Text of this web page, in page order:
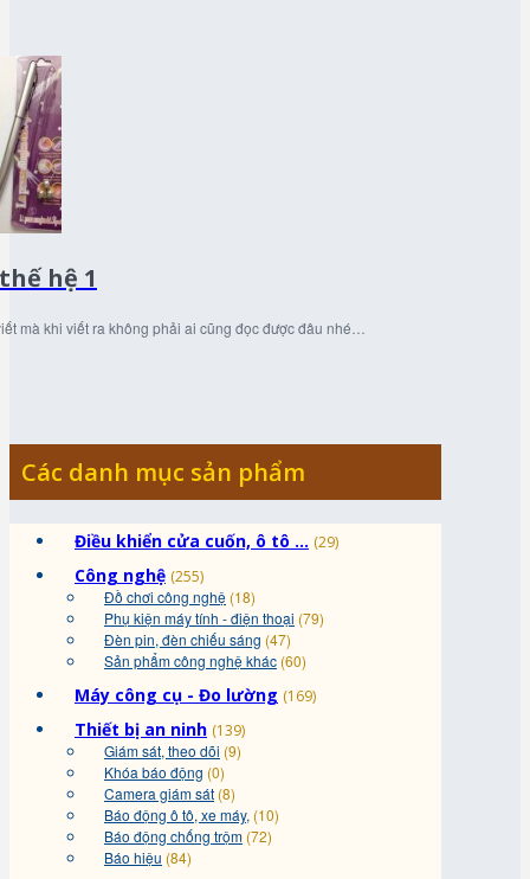
hệ 1
mà khi viết ra không phải ai cũng đọc được đâu nhé…
Các danh mục sản phẩm
Điều khiển cửa cuốn, ô tô ... (29)
Công nghệ (255)
Đồ chơi công nghệ (18)
Phụ kiện máy tính - điện thoại (79)
Đèn pin, đèn chiếu sáng (47)
Sản phẩm công nghệ khác (60)
Máy công cụ - Đo lường (169)
Thiết bị an ninh (139)
Giám sát, theo dõi (9)
Khóa báo động (0)
Camera giám sát (8)
Báo động ô tô, xe máy, (10)
Báo động chống trộm (72)
Báo hiệu (84)